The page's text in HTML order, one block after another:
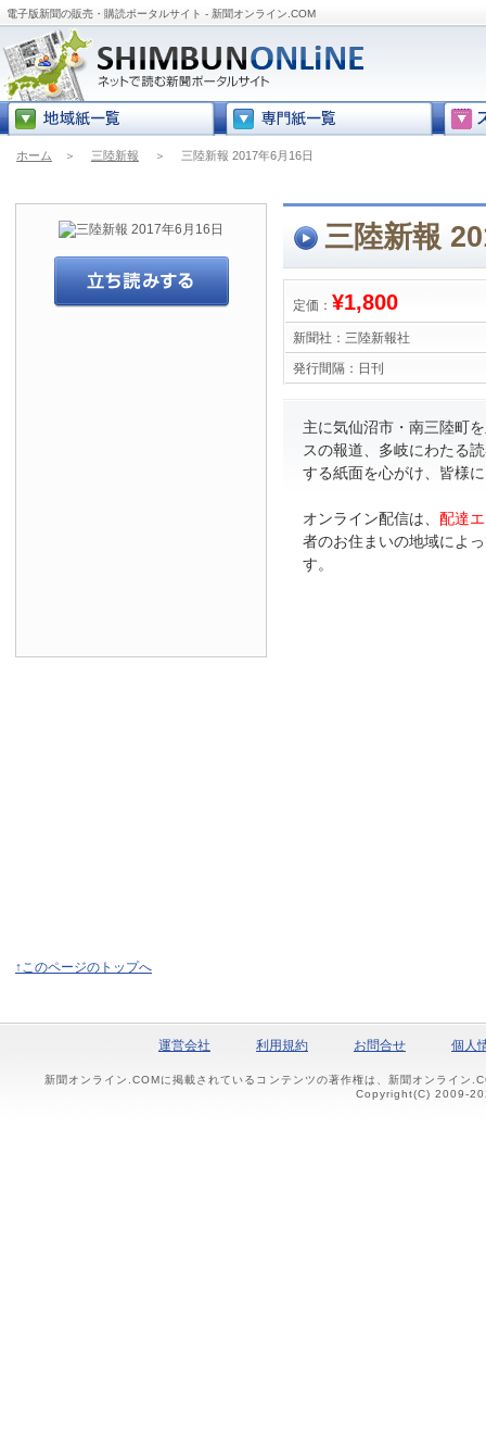
電子版新聞の販売・購読ポータルサイト - 新聞オンライン.COM
ホーム ＞ 三陸新報 ＞ 三陸新報 2017年6月16日
三陸新報
定価： ¥1,800
新聞社： 三陸新報社
発行間隔： 日刊
主に気仙沼市・南三陸町
スの報道、多岐にわたる
する紙面を心がけ、皆様
オンライン配信は、 配達
者のお住まいの地域によ
す。
↑このページのトップへ
運営会社 利用規約 お問合せ 個人
新聞オンライン.COMに掲載されているコンテンツの著作権は、新聞オンライン
Copyright(C) 2009-